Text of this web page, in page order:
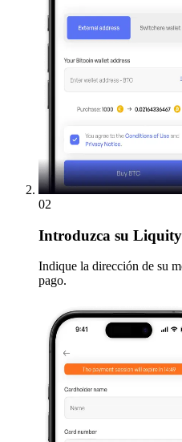
02
Introduzca su
Indique la dirección de su
pago.